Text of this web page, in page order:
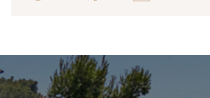
Prix Superficie